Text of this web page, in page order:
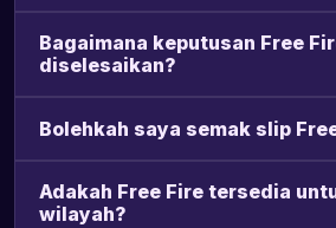
Bagaimana keputusan Free
diselesaikan?
Bolehkah saya semak slip
Adakah Free Fire tersedia
wilayah?